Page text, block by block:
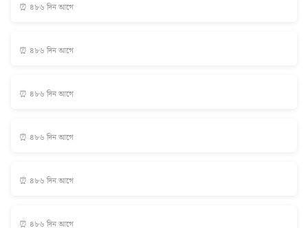
⏰ ৪৮৬ দিন আগে
⏰ ৪৮৬ দিন আগে
⏰ ৪৮৬ দিন আগে
⏰ ৪৮৬ দিন আগে
⏰ ৪৮৬ দিন আগে
⏰ ৪৮৬ দিন আগে